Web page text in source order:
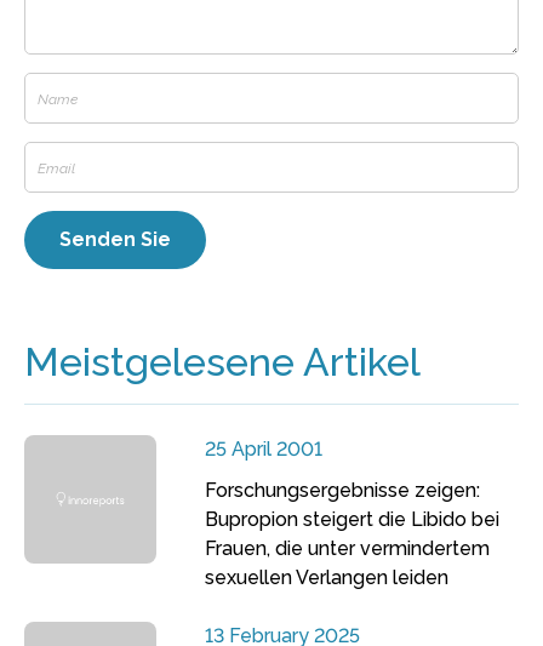
Meistgelesene Artikel
25 April 2001
Forschungsergebnisse zeigen:
Bupropion steigert die Libido bei
Frauen, die unter vermindertem
sexuellen Verlangen leiden
13 February 2025